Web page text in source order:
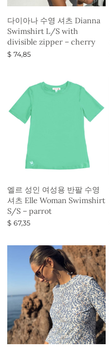
다이아나 수영 셔츠 Dianna
Swimshirt L/S with
divisible zipper – cherry
$ 74,85
엘르 성인 여성용 반팔 수영
셔츠 Elle Woman Swimshirt
S/S – parrot
$ 67,35